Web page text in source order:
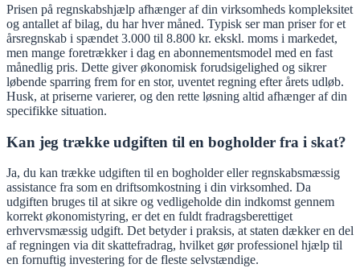
Prisen på regnskabshjælp afhænger af din virksomheds kompleksitet
og antallet af bilag, du har hver måned. Typisk ser man priser for et
årsregnskab i spændet 3.000 til 8.800 kr. ekskl. moms i markedet,
men mange foretrækker i dag en abonnementsmodel med en fast
månedlig pris. Dette giver økonomisk forudsigelighed og sikrer
løbende sparring frem for en stor, uventet regning efter årets udløb.
Husk, at priserne varierer, og den rette løsning altid afhænger af din
specifikke situation.
Kan jeg trække udgiften til en bogholder fra i skat?
Ja, du kan trække udgiften til en bogholder eller regnskabsmæssig
assistance fra som en driftsomkostning i din virksomhed. Da
udgiften bruges til at sikre og vedligeholde din indkomst gennem
korrekt økonomistyring, er det en fuldt fradragsberettiget
erhvervsmæssig udgift. Det betyder i praksis, at staten dækker en del
af regningen via dit skattefradrag, hvilket gør professionel hjælp til
en fornuftig investering for de fleste selvstændige.